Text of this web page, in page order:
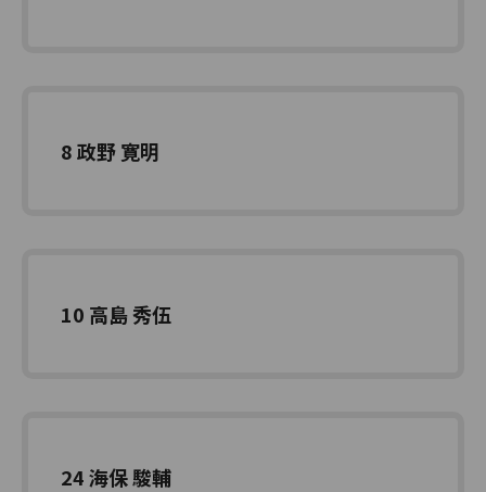
8 政野 寛明
10 高島 秀伍
24 海保 駿輔